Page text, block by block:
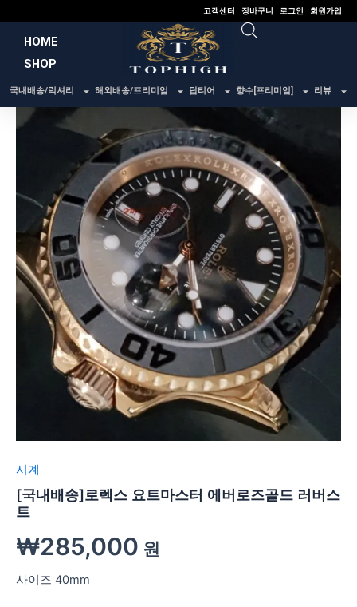
건
너
고객센터 장바구니 로그인 회원가입
HOME
SHOP
국내배송/럭셔리 해외배송/프리미엄 탑티어 향수[프리미엄] 리뷰
시계
[국내배송]로렉스 요트마스터 에버로즈골드 러버스
트
₩285,000 원
사이즈 40mm